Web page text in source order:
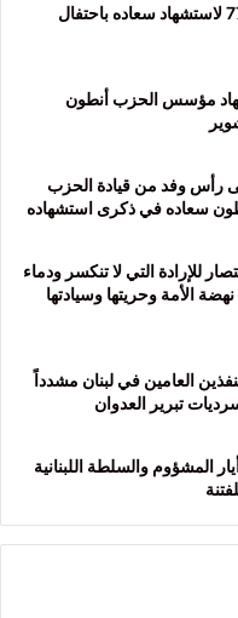
منفذية عكار في القومي تحيي الذكرى 77 لاستشهاد سعاده باحتفال
مؤسس الحزب أنطون
رأس وفد من قيادة الحزب
سعاده في ذكرى استشهاده
هو عيد الانتصار للإرادة التي لا تنكسر ودماء
الأمة وحريتها وسيادتها
العامين في لبنان مشدداً
تبرير العدوان
“اتفاق الاطار” نسخة عن 17 أيار المشؤوم والسلطة اللبنانية